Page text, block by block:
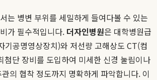
는 병변 부위를 세밀하게 들여다볼 수 있는
가 필수적입니다. 더자인병원은 대학병원급
기공명영상장치)와 저선량 고해상도 CT(컴
첨단 장비를 도입하여 미세한 신경 눌림이나
의 협착 정도까지 명확하게 파악합니다. 이